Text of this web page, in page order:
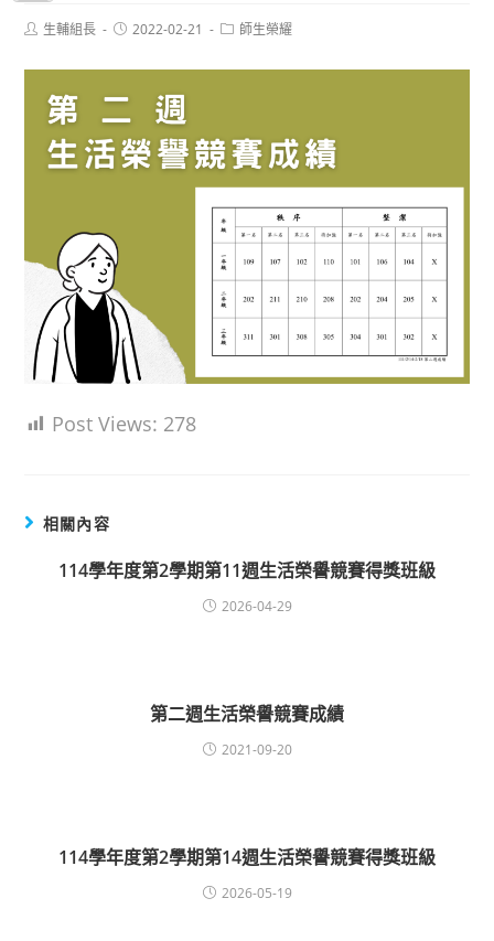
Post生輔組長
Post2022-02-21
Post師生榮耀
Post Views: 278
相關內容
114學年度第2學期第11週生活榮譽競賽得獎班級
2026-04-29
第二週生活榮譽競賽成績
2021-09-20
114學年度第2學期第14週生活榮譽競賽得獎班級
2026-05-19